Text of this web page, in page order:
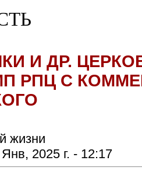
И ДР.
РПЦ С
жизни
2025 г. - 12:17